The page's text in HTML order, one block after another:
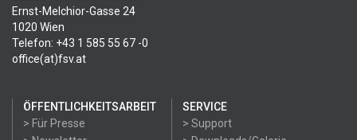
Ernst-Melchior-Gasse 24
1020 Wien
Telefon: +43 1 585 55 67 -0
office(at)fsv.at
ÖFFENTLICHKEITSARBEIT
> Für Presse
SERVICE
> Support